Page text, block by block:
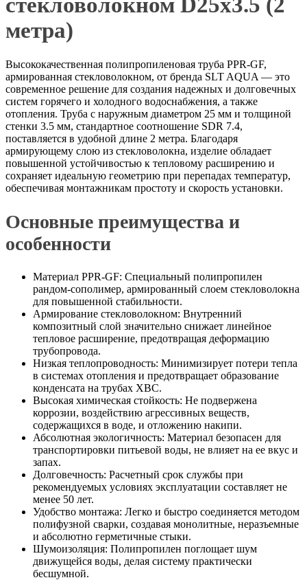
стекловолокном D25x3.5 (2
метра)
Высококачественная полипропиленовая труба PPR-GF,
армированная стекловолокном, от бренда SLT AQUA — это
современное решение для создания надежных и долговечных
систем горячего и холодного водоснабжения, а также
отопления. Труба с наружным диаметром 25 мм и толщиной
стенки 3.5 мм, стандартное соотношение SDR 7.4,
поставляется в удобной длине 2 метра. Благодаря
армирующему слою из стекловолокна, изделие обладает
повышенной устойчивостью к тепловому расширению и
сохраняет идеальную геометрию при перепадах температур,
обеспечивая монтажникам простоту и скорость установки.
Основные преимущества и
особенности
Материал PPR-GF: Специальный полипропилен
рандом-сополимер, армированный слоем стекловолокна
для повышенной стабильности.
Армирование стекловолокном: Внутренний
композитный слой значительно снижает линейное
тепловое расширение, предотвращая деформацию
трубопровода.
Низкая теплопроводность: Минимизирует потери тепла
в системах отопления и предотвращает образование
конденсата на трубах ХВС.
Высокая химическая стойкость: Не подвержена
коррозии, воздействию агрессивных веществ,
содержащихся в воде, и отложению накипи.
Абсолютная экологичность: Материал безопасен для
транспортировки питьевой воды, не влияет на ее вкус и
запах.
Долговечность: Расчетный срок службы при
рекомендуемых условиях эксплуатации составляет не
менее 50 лет.
Удобство монтажа: Легко и быстро соединяется методом
полифузной сварки, создавая монолитные, неразъемные
и абсолютно герметичные стыки.
Шумоизоляция: Полипропилен поглощает шум
движущейся воды, делая систему практически
бесшумной.